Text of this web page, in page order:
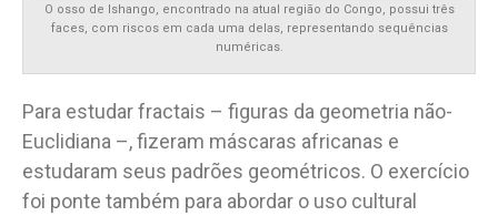
O osso de Ishango, encontrado na atual região do Congo, possui três
faces, com riscos em cada uma delas, representando sequências
numéricas.
Para estudar fractais – figuras da geometria não-
Euclidiana –, fizeram máscaras africanas e
estudaram seus padrões geométricos. O exercício
foi ponte também para abordar o uso cultural